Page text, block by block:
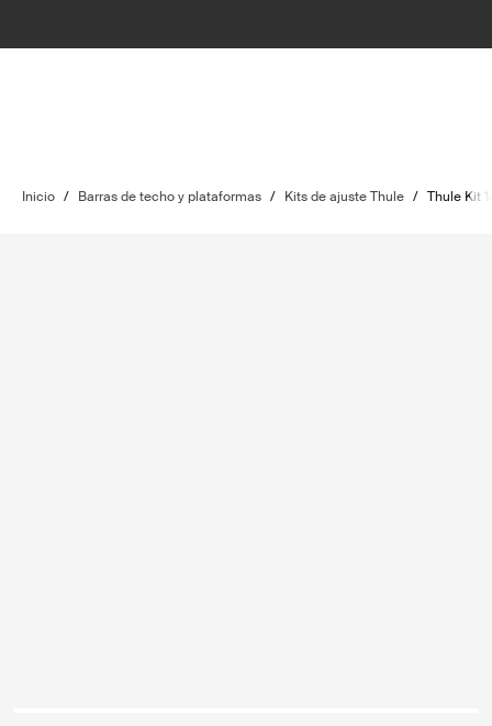
Inicio / Barras de techo y plataformas / Kits de ajuste Thule / Thule Kit